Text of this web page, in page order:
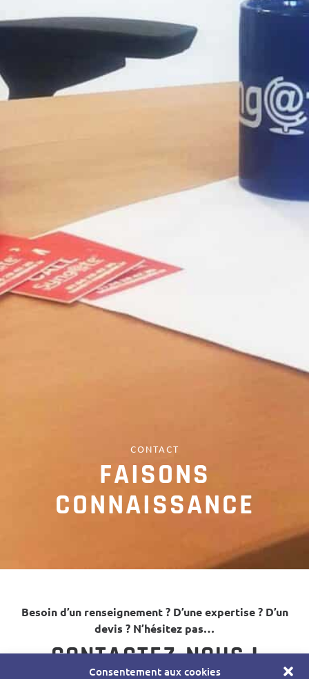
Consentement aux cookies
CONTACT
FAISONS
CONNAISSANCE
Besoin d’un renseignement ? D’une expertise ? D’un
devis ? N’hésitez pas…
CONTACTEZ-NOUS !